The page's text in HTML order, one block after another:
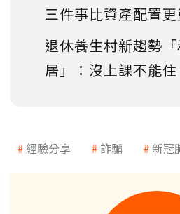
三件事比資產配置更
退休養生村新趨勢
居」：沒上課不能
經驗分享 詐騙 新冠